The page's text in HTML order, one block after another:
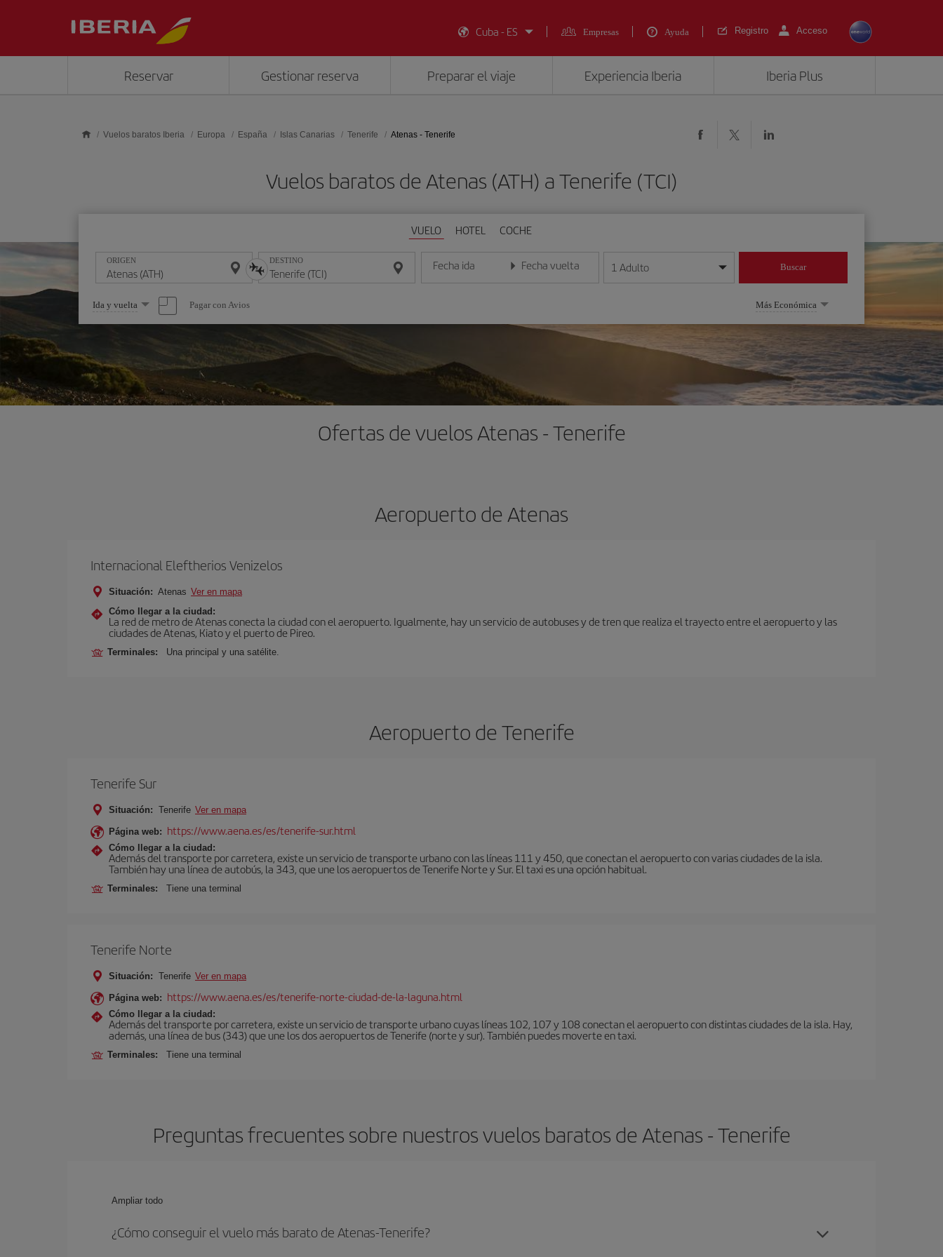
Cuba - ES
Empresas Ayuda Registro Acceso
Reservar Gestionar reserva Preparar el viaje Experiencia Iberia Iberia Plus
Vuelos baratos Iberia Europa España Islas Canarias Tenerife Atenas - Tenerife
Vuelos baratos de Atenas (ATH) a Tenerife (TCI)
VUELO HOTEL COCHE
ORIGEN DESTINO Fecha ida
Introduce la fecha en formato día/mes/año
Fecha vuelta
Introduce la fecha en formato día/mes/año
1 Adulto Buscar
Seleccione
una
opción
Ida y vuelta Pagar con Avios Más Económica
Ofertas de vuelos Atenas - Tenerife
Aeropuerto de Atenas
Internacional Eleftherios Venizelos
Situación: Atenas Ver en mapa
Cómo llegar a la ciudad:
La red de metro de Atenas conecta la ciudad con el aeropuerto. Igualmente, hay un servicio de autobuses y de tren que realiza el trayecto entre el aeropuerto y las
ciudades de Atenas, Kiato y el puerto de Pireo.
Terminales: Una principal y una satélite.
Aeropuerto de Tenerife
Tenerife Sur
Situación: Tenerife Ver en mapa
Página web: https://www.aena.es/es/tenerife-sur.html
Cómo llegar a la ciudad:
Además del transporte por carretera, existe un servicio de transporte urbano con las líneas 111 y 450, que conectan el aeropuerto con varias ciudades de la isla.
También hay una línea de autobús, la 343, que une los aeropuertos de Tenerife Norte y Sur. El taxi es una opción habitual.
Terminales: Tiene una terminal
Tenerife Norte
Situación: Tenerife Ver en mapa
Página web: https://www.aena.es/es/tenerife-norte-ciudad-de-la-laguna.html
Cómo llegar a la ciudad:
Además del transporte por carretera, existe un servicio de transporte urbano cuyas líneas 102, 107 y 108 conectan el aeropuerto con distintas ciudades de la isla. Hay,
además, una línea de bus (343) que une los dos aeropuertos de Tenerife (norte y sur). También puedes moverte en taxi.
Terminales: Tiene una terminal
Preguntas frecuentes sobre nuestros vuelos baratos de Atenas - Tenerife
Ampliar todo
¿Cómo conseguir el vuelo más barato de Atenas-Tenerife?